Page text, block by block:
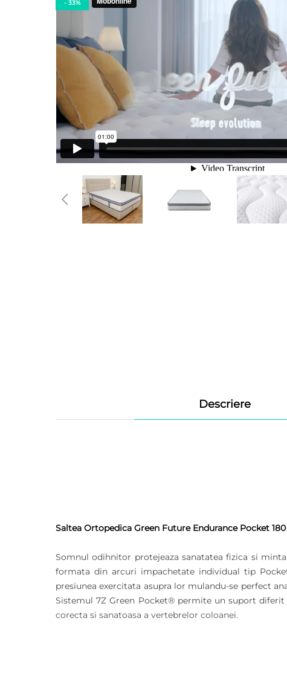
- 33%
Descriere
Saltea Ortopedica Green Future Endurance Pocket
Somnul odihnitor protejeaza sanatatea fizica si
formata din arcuri impachetate individual tip
presiunea exercitata asupra lor mulandu-se perfect
Sistemul 7Z Green Pocket® permite un suport
corecta si sanatoasa a vertebrelor coloanei.